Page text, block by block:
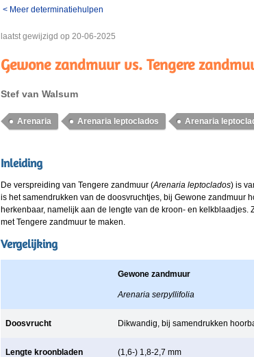
< Meer determinatiehulpen
laatst gewijzigd op 20-06-2025
Gewone zandmuur vs. Tengere
Stef van Walsum
Arenaria Arenaria leptoclados Arenaria
Inleiding
De verspreiding van Tengere zandmuur (Arenaria leptoclados) is
is het samendrukken van de doosvruchtjes, bij Gewone zandmuur
herkenbaar, namelijk aan de lengte van de kroon- en
met Tengere zandmuur te maken.
Vergelijking
Gewone zandmuur
Arenaria serpyllifolia
Doosvrucht Dikwandig, bij samendrukken
Lengte kroonbladen (1,6-) 1,8-2,7 mm